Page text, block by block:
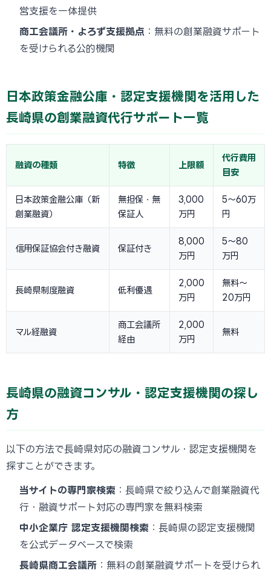
営支援を一体提供
商工会議所・よろず支援拠点 ：無料の創業融資サポート
を受けられる公的機関
日本政策金融公庫・認定支援機関を活用した
長崎県の創業融資代行サポート一覧
融資の種類 特徴 上限額
代行費用
目安
日本政策金融公庫（新
創業融資）
無担保・無
保証人
3,000
万円
5〜60万
円
信用保証協会付き融資 保証付き
8,000
万円
5〜80
万円
長崎県制度融資 低利優遇
2,000
万円
無料〜
20万円
マル経融資
商工会議所
経由
2,000
万円
無料
長崎県の融資コンサル・認定支援機関の探し
方
以下の方法で長崎県対応の融資コンサル・認定支援機関を
探すことができます。
当サイトの専門家検索 ：長崎県で絞り込んで創業融資代
行・融資サポート対応の専門家を無料検索
中小企業庁 認定支援機関検索 ：長崎県の認定支援機関
を公式データベースで検索
長崎県商工会議所 ：無料の創業融資サポートを受けられ